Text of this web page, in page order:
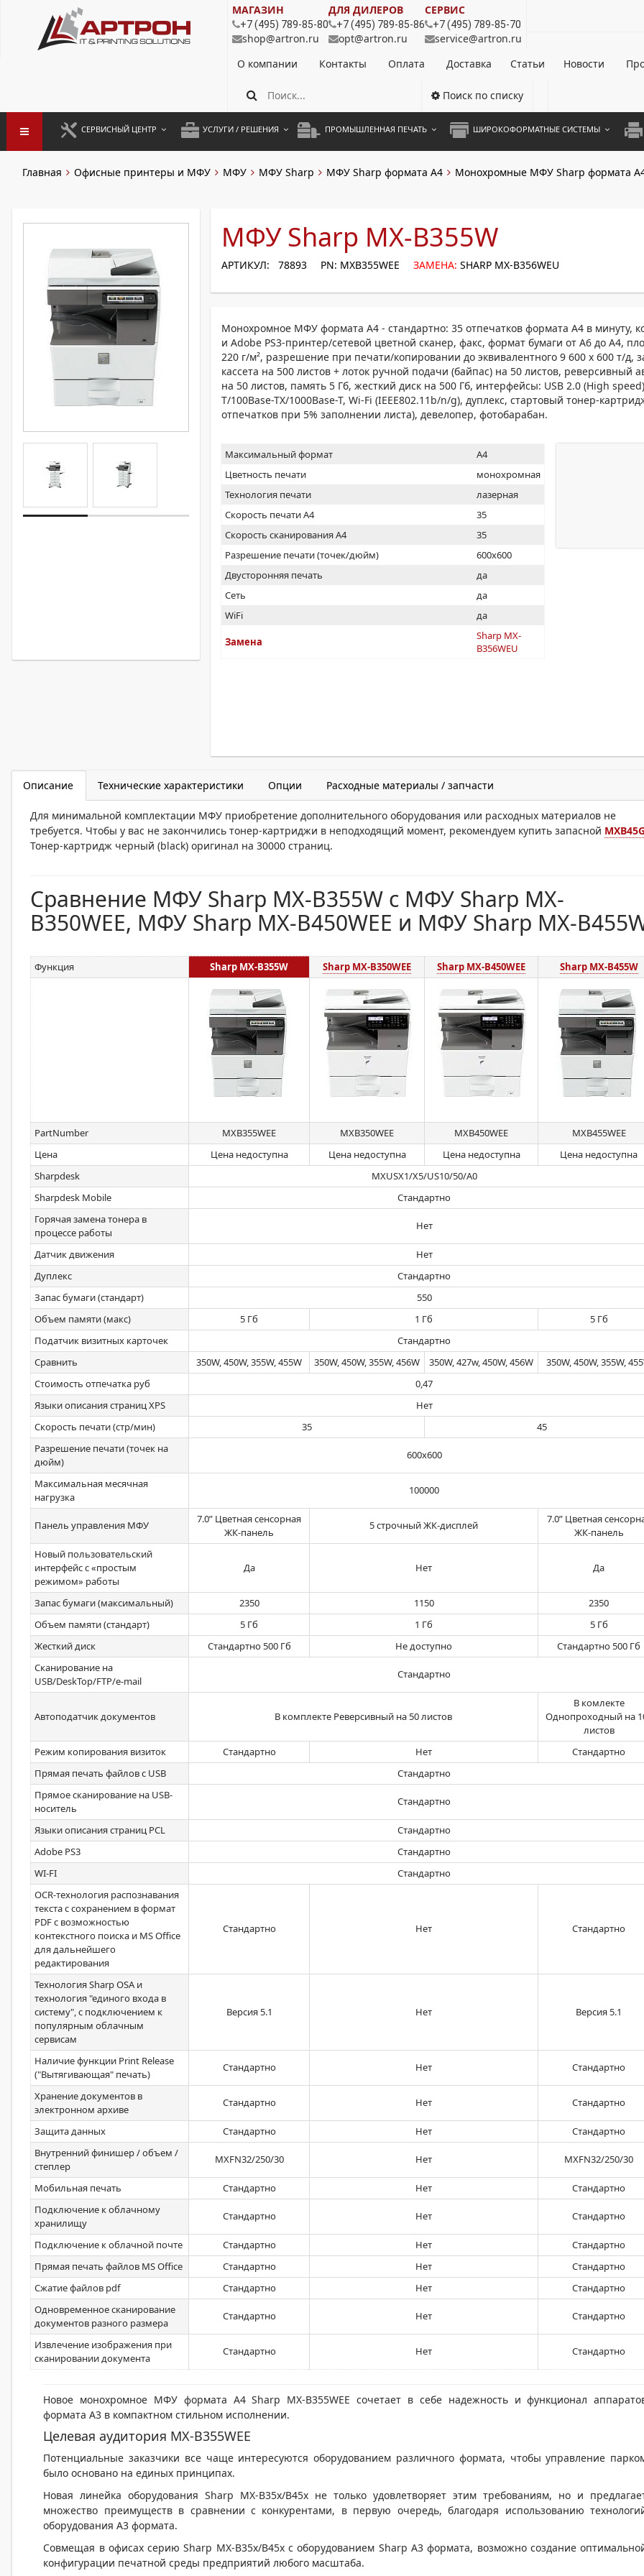
МАГАЗИН
+7 (495) 789-85-80
shop@artron.ru
ДЛЯ ДИЛЕРОВ
+7 (495) 789-85-86
opt@artron.ru
СЕРВИС
+7 (495) 789-85-70
service@artron.ru
О компании
Контакты Оплата Доставка Статьи Новости
Поиск по списку
СЕРВИСНЫЙ ЦЕНТР
ПРОФИЛАКТИКА И ТО
РАЗОВЫЕ РЕМОНТЫ
УСЛУГИ / РЕШЕНИЯ
АРЕНДА ОБОРУДОВАНИЯ
ПРОМЫШЛЕННАЯ ПЕЧАТЬ ШИРОКОФОРМАТНЫЕ СИСТЕМЫ
Главная Офисные принтеры и МФУ МФУ МФУ Sharp МФУ Sharp формата А4 Монохромные МФУ Sharp формата
МФУ Sharp MX-B355W
АРТИКУЛ: 78893 PN: MXB355WEE ЗАМЕНА: SHARP MX-B356WEU
Монохромное МФУ формата A4 - стандартно: 35 отпечатков формата A4 в минуту,
и Adobe PS3-принтер/сетевой цветной сканер, факс, формат бумаги от A6 до A4,
220 г/м², разрешение при печати/копировании до эквивалентного 9 600 x 600 т/д,
кассета на 500 листов + лоток ручной подачи (байпас) на 50 листов, реверсивный
на 50 листов, память 5 Гб, жесткий диск на 500 Гб, интерфейсы: USB 2.0 (High
T/100Base-TX/1000Base-T, Wi-Fi (IEEE802.11b/n/g), дуплекс, стартовый тонер-
отпечатков при 5% заполнении листа), девелопер, фотобарабан.
Максимальный формат
A4
Цветность печати
монохромная
Технология печати
лазерная
Скорость печати А4
35
Скорость сканирования А4
35
Разрешение печати (точек/дюйм)
600x600
Двусторонняя печать
да
Сеть
да
WiFi
да
Замена
Sharp MX-
B356WEU
Описание Технические характеристики Опции Расходные материалы / запчасти
Для минимальной комплектации МФУ приобретение дополнительного оборудования или расходных материалов не
требуется. Чтобы у вас не закончились тонер-картриджи в неподходящий момент, рекомендуем купить запасной
Тонер-картридж черный (black) оригинал на 30000 страниц.
Сравнение МФУ Sharp MX-B355W с МФУ Sharp MX-
B350WEE, МФУ Sharp MX-B450WEE и МФУ Sharp MX-
Функция Sharp MX-B355W Sharp MX-B350WEE Sharp MX-B450WEE Sharp MX-B455W
PartNumber MXB355WEE MXB350WEE MXB450WEE
MXB455WEE
Цена
Цена недоступна Цена недоступна Цена недоступна
Цена недоступна
Sharpdesk
MXUSX1/X5/US10/50/A0
Sharpdesk Mobile
Стандартно
Горячая замена тонера в
процессе работы
Нет
Датчик движения
Нет
Дуплекс
Стандартно
Запас бумаги (стандарт)
550
Объем памяти (макс)
5 Гб 1 Гб
5 Гб
Податчик визитных карточек
Стандартно
Сравнить
350W, 450W, 355W, 455W 350W, 450W, 355W, 456W 350W, 427w, 450W, 456W
350W, 450W, 355W,
Стоимость отпечатка руб
0,47
Языки описания страниц XPS
Нет
Скорость печати (стр/мин)
35
45
Разрешение печати (точек на
дюйм)
600х600
Максимальная месячная
нагрузка
100000
Панель управления МФУ
7.0” Цветная сенсорная
ЖК-панель
5 строчный ЖК-дисплей
7.0” Цветная
ЖК-панель
Новый пользовательский
интерфейс с «простым
режимом» работы
Да Нет Да
Запас бумаги (максимальный) 2350 1150
2350
Объем памяти (стандарт)
5 Гб 1 Гб
5 Гб
Жесткий диск
Стандартно 500 Гб Не доступно
Стандартно 500 Гб
Сканирование на
USB/DeskTop/FTP/e-mail
Стандартно
Автоподатчик документов В комплекте Реверсивный на 50 листов
В комлекте
Однопроходный на
листов
Режим копирования визиток
Стандартно Нет
Стандартно
Прямая печать файлов с USB
Стандартно
Прямое сканирование на USB-
носитель
Стандартно
Языки описания страниц PCL
Стандартно
Adobe PS3
Стандартно
WI-FI
Стандартно
OCR-технология распознавания
текста с сохранением в формат
PDF с возможностью
контекстного поиска и MS Office
для дальнейшего
редактирования
Стандартно Нет Стандартно
Технология Sharp OSA и
технология "единого входа в
систему", с подключением к
популярным облачным
сервисам
Версия 5.1 Нет Версия 5.1
Наличие функции Print Release
("Вытягивающая" печать)
Стандартно Нет Стандартно
Хранение документов в
электронном архиве
Стандартно Нет Стандартно
Защита данных Стандартно Нет
Стандартно
Внутренний финишер / объем /
степлер
MXFN32/250/30 Нет MXFN32/250/30
Мобильная печать Стандартно Нет
Стандартно
Подключение к облачному
хранилищу
Стандартно Нет Стандартно
Подключение к облачной почте Стандартно Нет
Стандартно
Прямая печать файлов MS Office
Стандартно Нет
Стандартно
Сжатие файлов pdf
Стандартно Нет
Стандартно
Одновременное сканирование
документов разного размера
Стандартно Нет Стандартно
Извлечение изображения при
сканировании документа
Стандартно Нет Стандартно
Новое монохромное МФУ формата A4 Sharp MX-B355WEE сочетает в себе надежность и функционал
формата А3 в компактном стильном исполнении.
Целевая аудитория MX-B355WEE
Потенциальные заказчики все чаще интересуются оборудованием различного формата, чтобы управление
было основано на единых принципах.
Новая линейка оборудования Sharp MX-B35х/B45х не только удовлетворяет этим требованиям, но и
множество преимуществ в сравнении с конкурентами, в первую очередь, благодаря использованию
оборудования А3 формата.
Совмещая в офисах серию Sharp MX-B35х/B45х с оборудованием Sharp A3 формата, возможно создание
конфигурации печатной среды предприятий любого масштаба.